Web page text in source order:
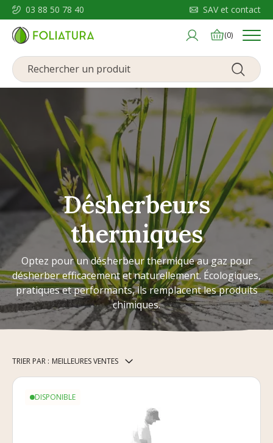
03 88 50 78 40 SAV et contact
(0) Menu
Désherbeurs
thermiques
Optez pour un désherbeur thermique au gaz pour
désherber efficacement et naturellement. Écologiques,
pratiques et performants, ils remplacent les produits
chimiques.
TRIER PAR : MEILLEURES VENTES
DISPONIBLE